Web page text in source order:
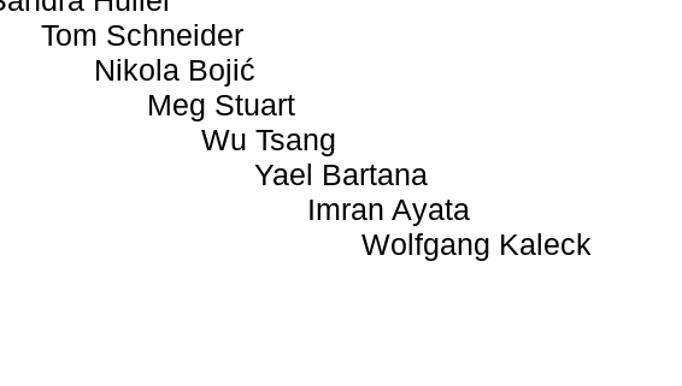
Tom Schneider
Nikola Bojić
Meg Stuart
Wu Tsang
Yael Bartana
Imran Ayata
Wolfgang Kaleck